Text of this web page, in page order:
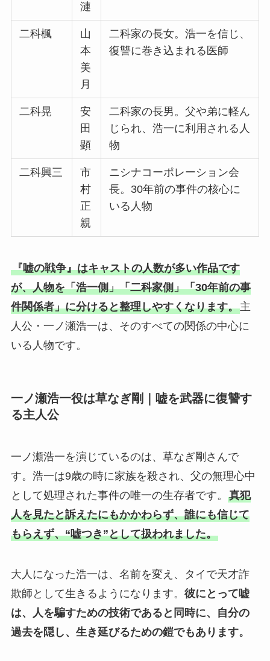
漣
二科楓
山
本
美
月
二科家の長女。浩一を信じ、
復讐に巻き込まれる医師
二科晃
安
田
顕
二科家の長男。父や弟に軽ん
じられ、浩一に利用される人
物
二科興三
市
村
正
親
ニシナコーポレーション会
長。30年前の事件の核心に
いる人物
『嘘の戦争』はキャストの人数が多い作品です
が、人物を「浩一側」「二科家側」「30年前の事
件関係者」に分けると整理しやすくなります。主
人公・一ノ瀬浩一は、そのすべての関係の中心に
いる人物です。
一ノ瀬浩一役は草なぎ剛｜嘘を武器に復讐す
る主人公
一ノ瀬浩一を演じているのは、草なぎ剛さんで
す。浩一は9歳の時に家族を殺され、父の無理心中
として処理された事件の唯一の生存者です。 真犯
人を見たと訴えたにもかかわらず、誰にも信じて
もらえず、“嘘つき”として扱われました。
大人になった浩一は、名前を変え、タイで天才詐
欺師として生きるようになります。 彼にとって嘘
は、人を騙すための技術であると同時に、自分の
過去を隠し、生き延びるための鎧でもあります。